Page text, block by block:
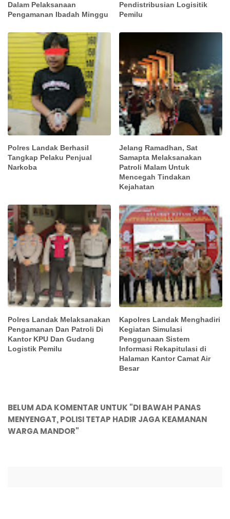
Dalam Pelaksanaan
Pengamanan Ibadah Minggu
Pendistribusian Logisitik
Pemilu
Polres Landak Berhasil
Tangkap Pelaku Penjual
Narkoba
Jelang Ramadhan, Sat
Samapta Melaksanakan
Patroli Malam Untuk
Mencegah Tindakan
Kejahatan
Polres Landak Melaksanakan
Pengamanan Dan Patroli Di
Kantor KPU Dan Gudang
Logistik Pemilu
Kapolres Landak Menghadiri
Kegiatan Simulasi
Penggunaan Sistem
Informasi Rekapitulasi di
Halaman Kantor Camat Air
Besar
BELUM ADA KOMENTAR UNTUK "DI BAWAH PANAS
MENYENGAT, POLISI TETAP HADIR JAGA KEAMANAN
WARGA MANDOR"